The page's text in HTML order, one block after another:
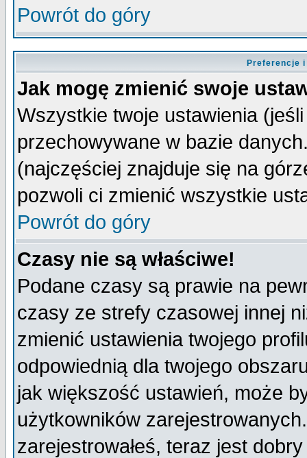
Powrót do góry
Preferencje
Jak mogę zmienić swoje
Wszystkie twoje ustawienia
przechowywane w bazie
(najczęściej znajduje się na
pozwoli ci zmienić wszystkie
Powrót do góry
Czasy nie są właściwe!
Podane czasy są prawie na
czasy ze strefy czasowej innej
zmienić ustawienia twojego
odpowiednią dla twojego
jak większość ustawień, może
użytkowników
zarejestrowałeś, teraz jest